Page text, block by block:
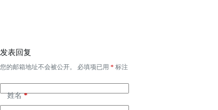
发表回复
您的邮箱地址不会被公开。 必填项已用 * 标注
姓名*